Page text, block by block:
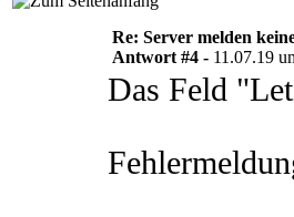
Re: Server melden
Antwort #4 - 11.07.19
Das Feld